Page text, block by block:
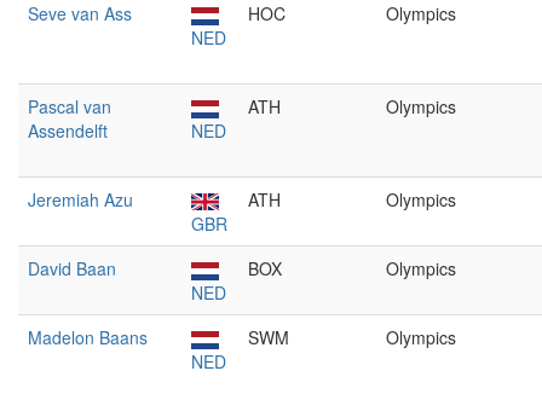
Seve van Ass
NED
HOC Olympics
Pascal van
Assendelft
NED
ATH Olympics
Jeremiah Azu
GBR
ATH Olympics
David Baan
NED
BOX Olympics
Madelon Baans
NED
SWM Olympics